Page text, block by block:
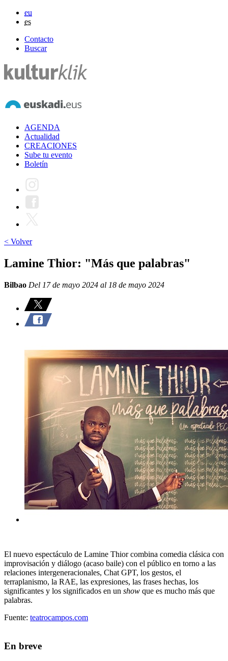
eu
es
Contacto
Buscar
AGENDA
Actualidad
CREACIONES
Sube tu evento
Boletín
< Volver
Lamine Thior: "Más que palabras"
Bilbao Del 17 de mayo 2024 al 18 de mayo 2024
El nuevo espectáculo de Lamine Thior combina comedia clásica con
improvisación y diálogo (acaso baile) con el público en torno a las
relaciones intergeneracionales, Chat GPT, los gestos, el
terraplanismo, la RAE, las expresiones, las frases hechas, los
significantes y los significados en un show que es mucho más que
palabras.
Fuente: teatrocampos.com
En breve